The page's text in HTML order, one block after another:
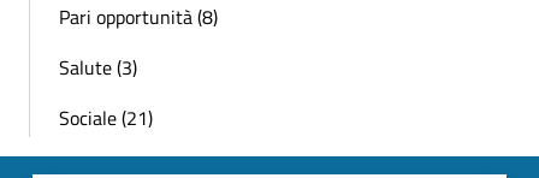
Pari opportunità (8)
Salute (3)
Sociale (21)